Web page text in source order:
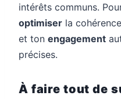
intérêts communs.
optimiser la
et ton engagement
précises.
À faire tout de